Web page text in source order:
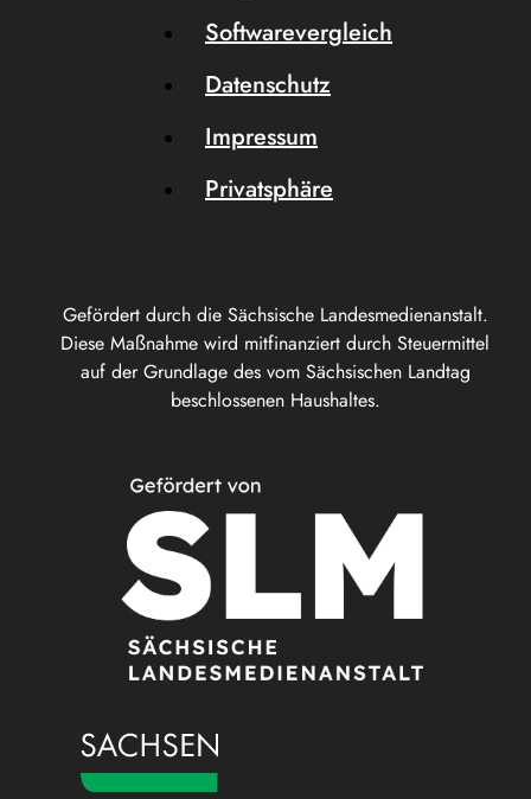
Gefördert durch die Sächsische Landesmedienanstalt.
Diese Maßnahme wird mitfinanziert durch Steuermittel
auf der Grundlage des vom Sächsischen Landtag
beschlossenen Haushaltes.
Softwarevergleich
Datenschutz
Impressum
Privatsphäre